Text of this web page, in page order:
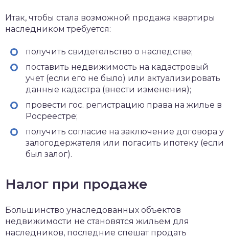
Итак, чтобы стала возможной продажа квартиры
наследником требуется:
получить свидетельство о наследстве;
поставить недвижимость на кадастровый
учет (если его не было) или актуализировать
данные кадастра (внести изменения);
провести гос. регистрацию права на жилье в
Росреестре;
получить согласие на заключение договора у
залогодержателя или погасить ипотеку (если
был залог).
Налог при продаже
Большинство унаследованных объектов
недвижимости не становятся жильем для
наследников, последние спешат продать